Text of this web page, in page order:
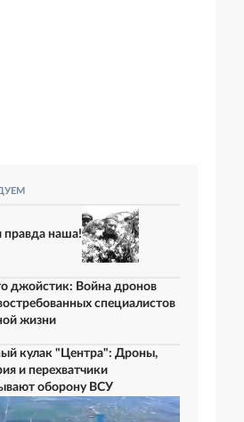
правда наша!
джойстик: Война дронов
специалистов
жизни
кулак "Центра": Дроны,
и перехватчики
оборону ВСУ